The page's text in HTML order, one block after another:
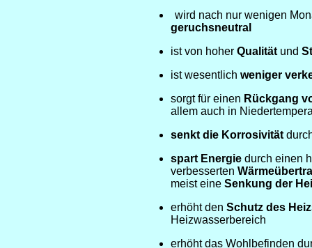
wird nach nur wenigen
geruchsneutral
ist von hoher Qualität und
ist wesentlich weniger
sorgt für einen Rückgang
allem auch in
senkt die Korrosivität
spart Energie durch einen
verbesserten
meist eine Senkung der
erhöht den Schutz des
Heizwasserbereich
erhöht das Wohlbefinden